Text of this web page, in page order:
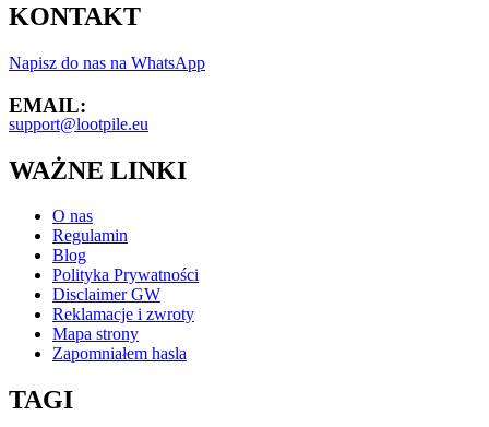
KONTAKT
Napisz do nas na WhatsApp
EMAIL:
support@lootpile.eu
WAŻNE LINKI
O nas
Regulamin
Blog
Polityka Prywatności
Disclaimer GW
Reklamacje i zwroty
Mapa strony
Zapomniałem hasla
TAGI